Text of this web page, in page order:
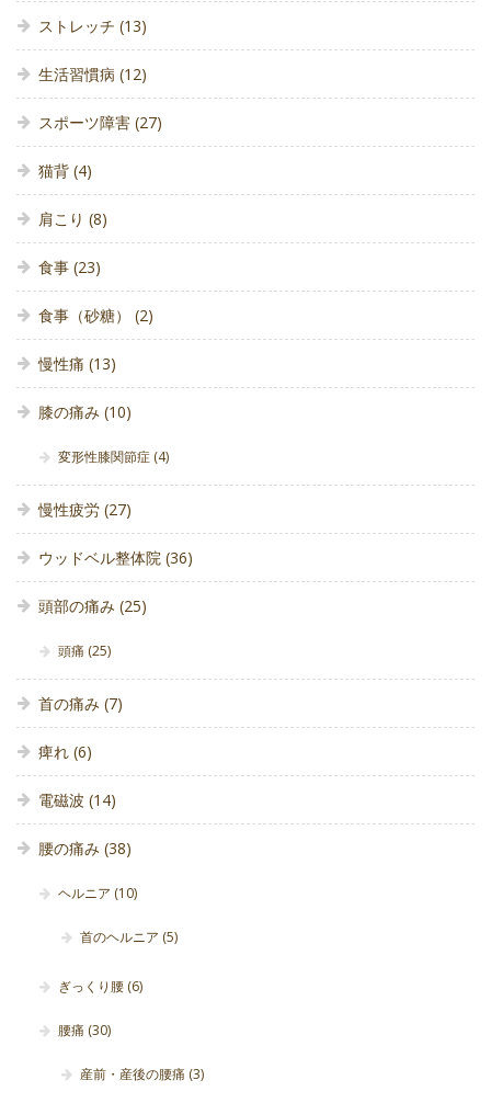
ストレッチ (13)
生活習慣病 (12)
スポーツ障害 (27)
猫背 (4)
肩こり (8)
食事 (23)
食事（砂糖） (2)
慢性痛 (13)
膝の痛み (10)
変形性膝関節症 (4)
慢性疲労 (27)
ウッドベル整体院 (36)
頭部の痛み (25)
頭痛 (25)
首の痛み (7)
痺れ (6)
電磁波 (14)
腰の痛み (38)
ヘルニア (10)
首のヘルニア (5)
ぎっくり腰 (6)
腰痛 (30)
産前・産後の腰痛 (3)